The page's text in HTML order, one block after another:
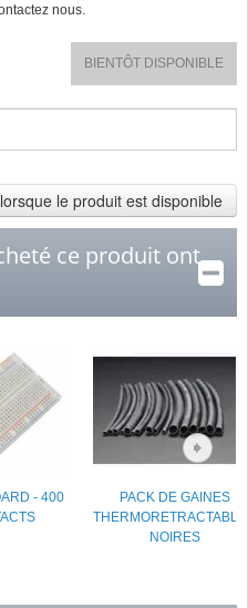
nous.
BIENTÔT DISPONIBLE
le produit est disponible
ce produit ont
- 400
PACK DE GAINES
NOIRES